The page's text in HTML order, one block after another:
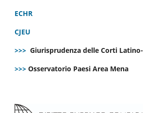
ECHR
CJEU
>>> Giurisprudenza delle Corti
>>> Osservatorio Paesi Area Mena